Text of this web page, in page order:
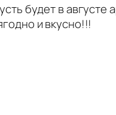
будет в августе
и вкусно!!!